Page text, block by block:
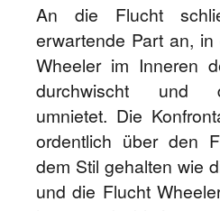
An die Flucht
erwartende Part an,
Wheeler im Inneren
durchwischt und
umnietet. Die
ordentlich über den
dem Stil gehalten wie
und die Flucht